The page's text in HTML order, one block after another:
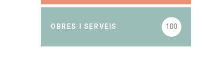
OBRES I SERVEIS 100